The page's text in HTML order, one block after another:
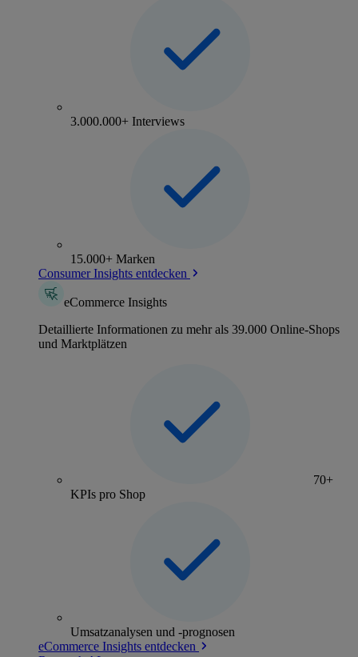
3.000.000+ Interviews
15.000+ Marken
Consumer Insights entdecken
eCommerce Insights
Detaillierte Informationen zu mehr als 39.000 Online-Shops
und Marktplätzen
70+
KPIs pro Shop
Umsatzanalysen und -prognosen
eCommerce Insights entdecken